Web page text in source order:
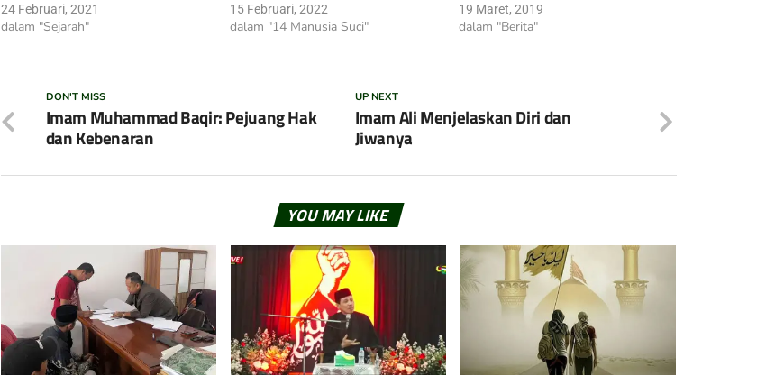
24 Februari, 2021
dalam "Sejarah"
15 Februari, 2022
dalam "14 Manusia Suci"
19 Maret, 2019
dalam "Berita"
UP NEXT
Imam Ali Menjelaskan Diri dan
Jiwanya
DON'T MISS
Imam Muhammad Baqir: Pejuang Hak
dan Kebenaran
YOU MAY LIKE